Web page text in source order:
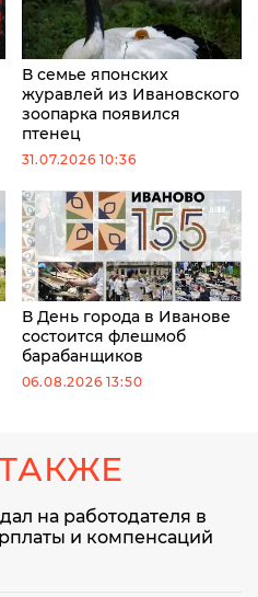
В семье японских
журавлей из Ивановского
зоопарка появился
птенец
31.07.2026 10:36
В День города в Иванове
состоится флешмоб
барабанщиков
06.08.2026 13:50
на работодателя в
и компенсаций